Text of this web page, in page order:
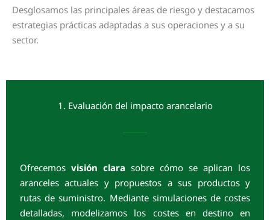
Desglosamos las principales áreas de riesgo y destacamos
estrategias prácticas adaptadas a sus operaciones y a su
sector.
1. Evaluación del impacto arancelario
Ofrecemos visión clara sobre cómo se aplican los
aranceles actuales y propuestos a sus productos y
rutas de suministro. Mediante simulaciones de costes
detalladas, modelizamos los costes en destino en